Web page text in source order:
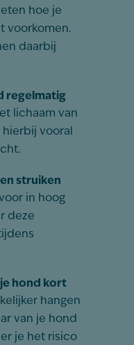
hoe je
voorkomen.
daarbij
regelmatig
lichaam van
vooral
struiken
in hoog
deze
je hond kort
hangen
van je hond
je het risico